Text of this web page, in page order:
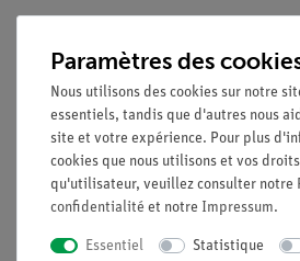
Nach oben
Légal
Contact
Conditions générales de vente
Paramètres des
Nous utilisons des cookies sur notre
essentiels, tandis que d'autres nous
site et votre expérience. Pour plus
cookies que nous utilisons et vos
qu'utilisateur, veuillez consulter notre
confidentialité et notre Impressum.
Essentiel Statistique